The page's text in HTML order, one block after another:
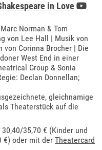
in Love
Norman & Tom
von Lee Hall | Musik von
von Corinna Brocher | Die
West End in einer
Group & Sonia
Declan Donnellan;
gleichnamige
Theaterstück auf die
30,40/35,70 € (Kinder und
€) oder mit derTheatercard